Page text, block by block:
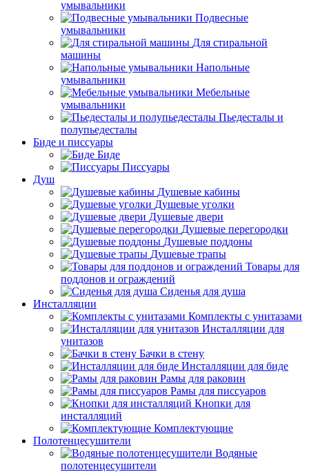
умывальники
Подвесные
умывальники
Для стиральной
машины
Напольные
умывальники
Мебельные
умывальники
Пьедесталы и
полупьедесталы
Биде и писсуары
Биде
Писсуары
Душ
Душевые кабины
Душевые уголки
Душевые двери
Душевые перегородки
Душевые поддоны
Душевые трапы
Товары для
поддонов и ограждений
Сиденья для душа
Инсталляции
Комплекты с унитазами
Инсталляции для
унитазов
Бачки в стену
Инсталляции для биде
Рамы для раковин
Рамы для писсуаров
Кнопки для
инсталляций
Комплектующие
Полотенцесушители
Водяные
полотенцесушители